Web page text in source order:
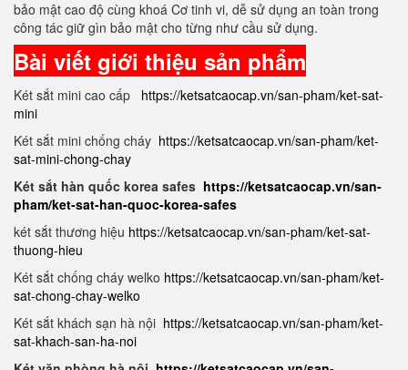
bảo mật cao độ cùng khoá Cơ tinh vi, dễ sử dụng an toàn trong
công tác giữ gìn bảo mật cho từng như cầu sử dụng.
Bài viết giới thiệu sản phẩm
Két sắt mini cao cấp https://ketsatcaocap.vn/san-pham/ket-sat-
mini
Két sắt mini chống cháy https://ketsatcaocap.vn/san-pham/ket-
sat-mini-chong-chay
Két sắt hàn quốc korea safes https://ketsatcaocap.vn/san-
pham/ket-sat-han-quoc-korea-safes
két sắt thương hiệu https://ketsatcaocap.vn/san-pham/ket-sat-
thuong-hieu
Két sắt chống cháy welko https://ketsatcaocap.vn/san-pham/ket-
sat-chong-chay-welko
Két sắt khách sạn hà nội https://ketsatcaocap.vn/san-pham/ket-
sat-khach-san-ha-noi